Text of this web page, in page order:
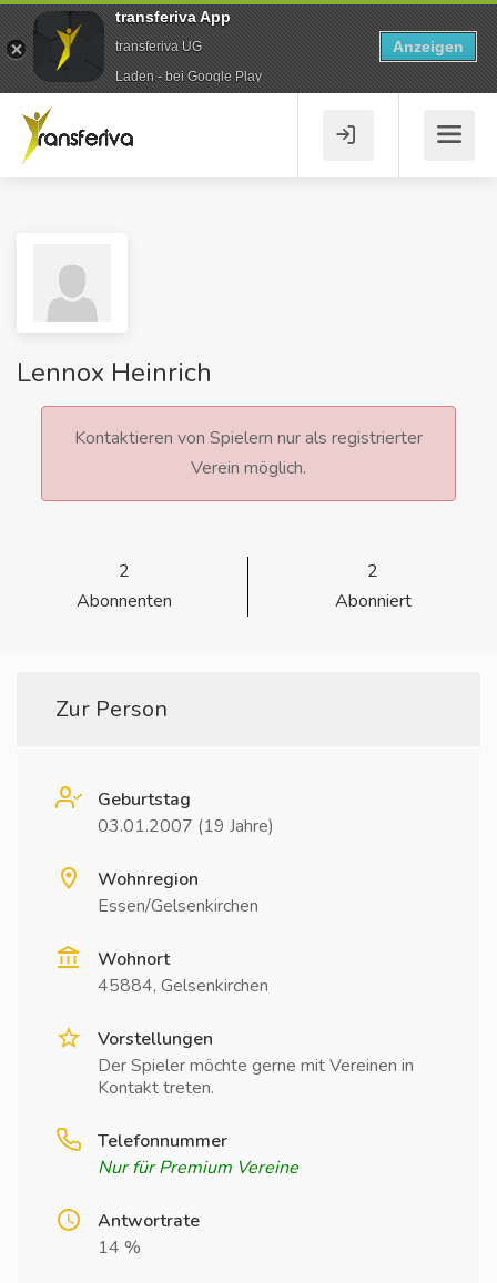
Lennox Heinrich
Kontaktieren von Spielern nur als registrierter
Verein möglich.
2
Abonnenten
2
Abonniert
Zur Person
Geburtstag
03.01.2007 (19 Jahre)
Wohnregion
Essen/Gelsenkirchen
Wohnort
45884, Gelsenkirchen
Vorstellungen
Der Spieler möchte gerne mit Vereinen in
Kontakt treten.
Telefonnummer
Nur für Premium Vereine
Antwortrate
14 %
transferiva App
transferiva UG
Laden - bei Google Play
Anzeigen